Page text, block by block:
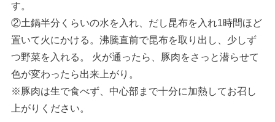
す。
②土鍋半分くらいの水を入れ、だし昆布を入れ1時間ほど
置いて火にかける。沸騰直前で昆布を取り出し、少しず
つ野菜を入れる。 火が通ったら、豚肉をさっと潜らせて
色が変わったら出来上がり。
※豚肉は生で食べず、中心部まで十分に加熱してお召し
上がりください。